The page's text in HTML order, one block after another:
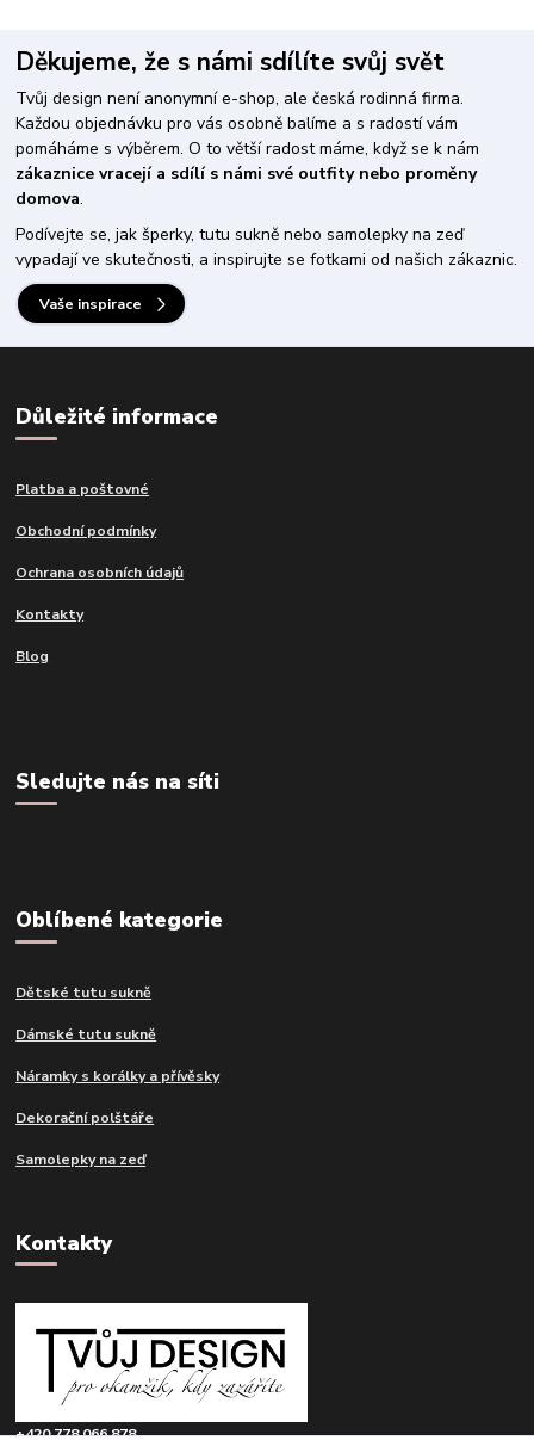
Děkujeme, že s námi sdílíte svůj svět
Tvůj design není anonymní e-shop, ale česká rodinná firma.
Každou objednávku pro vás osobně balíme a s radostí vám
pomáháme s výběrem. O to větší radost máme, když se k nám
zákaznice vracejí a sdílí s námi své outfity nebo proměny
domova.
Podívejte se, jak šperky, tutu sukně nebo samolepky na zeď
vypadají ve skutečnosti, a inspirujte se fotkami od našich zákaznic.
Vaše inspirace
Důležité informace
Platba a poštovné
Obchodní podmínky
Ochrana osobních údajů
Kontakty
Blog
Sledujte nás na síti
Oblíbené kategorie
Dětské tutu sukně
Dámské tutu sukně
Náramky s korálky a přívěsky
Dekorační polštáře
Samolepky na zeď
Kontakty
+420 778 066 878